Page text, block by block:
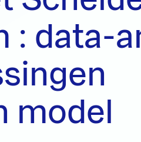
: data-
model